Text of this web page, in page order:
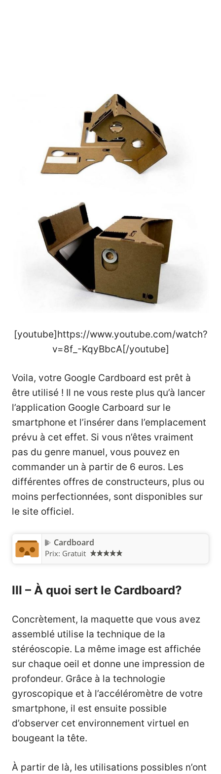
[youtube]https://www.youtube.com/watch?
v=8f_-KqyBbcA[/youtube]
Voila, votre Google Cardboard est prêt à
être utilisé ! Il ne vous reste plus qu’à lancer
l’application Google Carboard sur le
smartphone et l’insérer dans l’emplacement
prévu à cet effet. Si vous n’êtes vraiment
pas du genre manuel, vous pouvez en
commander un à partir de 6 euros. Les
différentes offres de constructeurs, plus ou
moins perfectionnées, sont disponibles sur
le site officiel.
Cardboard
Prix: Gratuit
III – À quoi sert le Cardboard?
Concrètement, la maquette que vous avez
assemblé utilise la technique de la
stéréoscopie. La même image est affichée
sur chaque oeil et donne une impression de
profondeur. Grâce à la technologie
gyroscopique et à l’accéléromètre de votre
smartphone, il est ensuite possible
d’observer cet environnement virtuel en
bougeant la tête.
À partir de là, les utilisations possibles n’ont